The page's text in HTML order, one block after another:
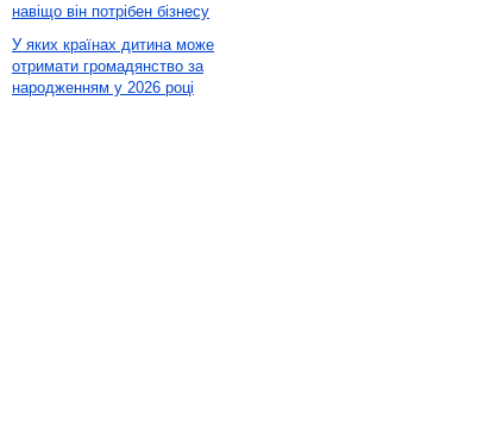
навіщо він потрібен бізнесу
У яких країнах дитина може
отримати громадянство за
народженням у 2026 році